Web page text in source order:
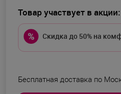
Товар участвует в акции:
Скидка до 50% на
Бесплатная доставка по